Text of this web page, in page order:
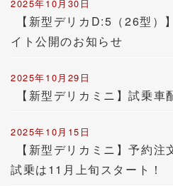
2025年10月30日
【新型デリカD:5（26型）
イト公開のお知らせ
2025年10月29日
【新型デリカミニ】試乗車
2025年10月15日
【新型デリカミニ】予約
試乗は11月上旬スタート！